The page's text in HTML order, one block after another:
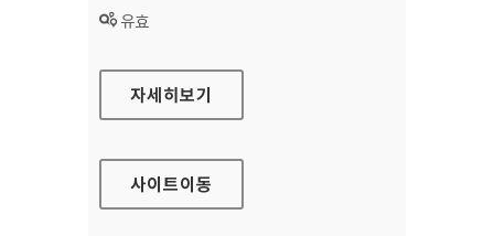
상태 :
유효
화성시복지재단
자세히보기
사이트이동